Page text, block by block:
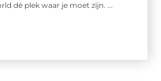
dé plek waar je moet zijn. ...